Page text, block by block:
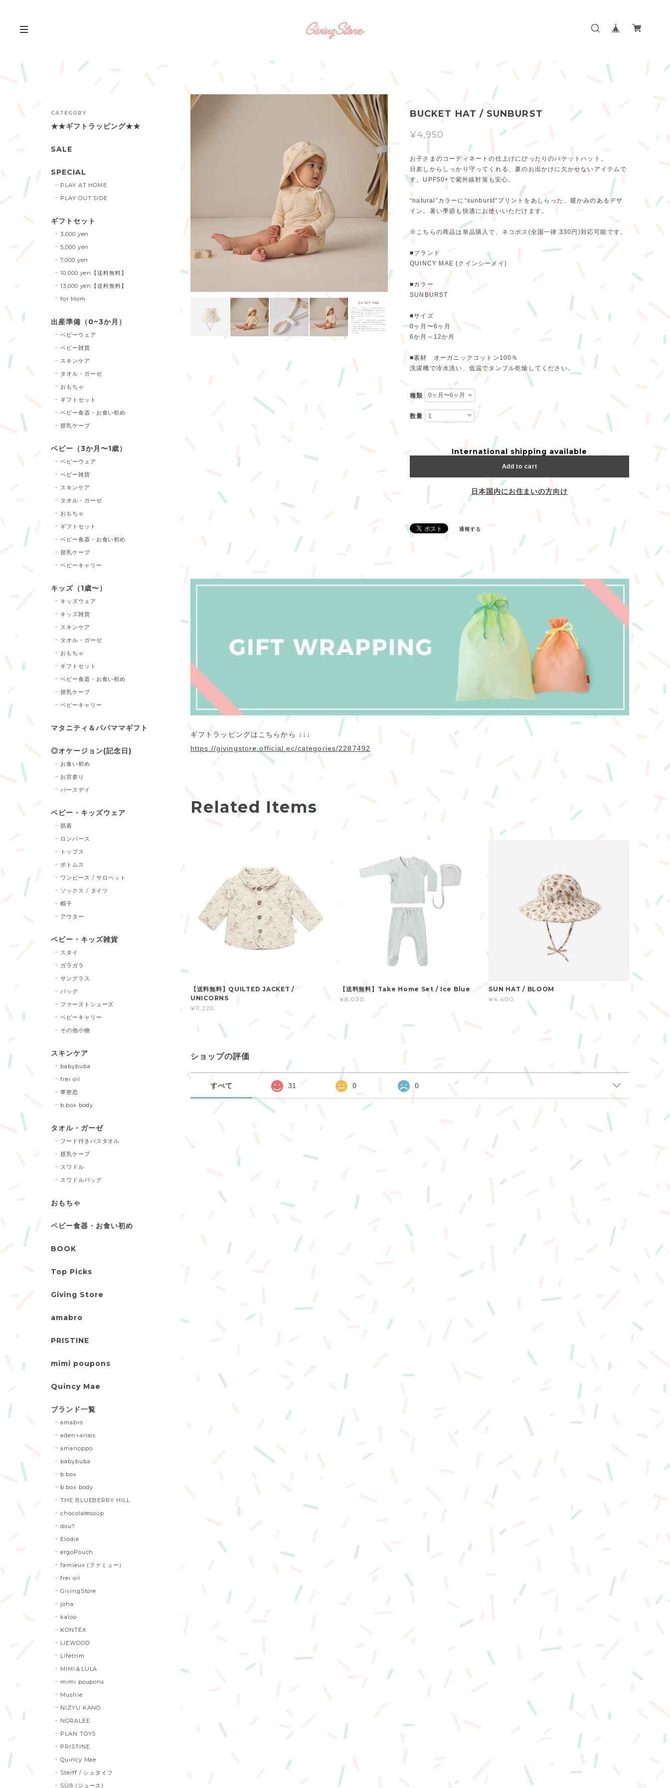
BUCKET HAT / SUNBURST
¥4,950
お子さまのコーディネートの仕上げにぴったりのバケットハット。
日差しからしっかり守ってくれる、夏のお出かけに欠かせないアイテムで
す。UPF50+で紫外線対策も安心。
“natural”カラーに“sunburst”プリントをあしらった、暖かみのあるデザ
イン。暑い季節も快適にお使いいただけます。
※こちらの商品は単品購入で、ネコポス(全国一律 330円)対応可能です。
■ブランド
QUINCY MAE (クインシーメイ)
■カラー
SUNBURST
■サイズ
0ヶ月〜6ヶ月
6か月～12か月
■素材 オーガニックコットン100％
洗濯機で冷水洗い、低温でタンブル乾燥してください。
種類
数量
International shipping available
Add to cart
日本国内にお住まいの方向け
通報する
ギフトラッピングはこちらから ↓↓↓
https://givingstore.official.ec/categories/2287492
Related Items
【送料無料】QUILTED JACKET /
UNICORNS
¥11,220
【送料無料】Take Home Set / Ice Blue
¥8,030
SUN HAT / BLOOM
¥4,400
ショップの評価
すべて 31 0 0
CATEGORY
★★ギフトラッピング★★
SALE
SPECIAL
PLAY AT HOME
PLAY OUT SIDE
ギフトセット
3,000 yen
5,000 yen
7,000 yen
10,000 yen【送料無料】
13,000 yen【送料無料】
for Mom
出産準備（0~3か月）
ベビーウェア
ベビー雑貨
スキンケア
タオル・ガーゼ
おもちゃ
ギフトセット
ベビー食器・お食い初め
授乳ケープ
ベビー（3か月〜1歳）
ベビーウェア
ベビー雑貨
スキンケア
タオル・ガーゼ
おもちゃ
ギフトセット
ベビー食器・お食い初め
授乳ケープ
ベビーキャリー
キッズ（1歳〜）
キッズウェア
キッズ雑貨
スキンケア
タオル・ガーゼ
おもちゃ
ギフトセット
ベビー食器・お食い初め
授乳ケープ
ベビーキャリー
マタニティ＆パパママギフト
◎オケージョン(記念日)
お食い初め
お宮参り
バースデイ
ベビー・キッズウェア
肌着
ロンパース
トップス
ボトムス
ワンピース / サロペット
ソックス / タイツ
帽子
アウター
ベビー・キッズ雑貨
スタイ
ガラガラ
サングラス
バッグ
ファーストシューズ
ベビーキャリー
その他小物
スキンケア
babybuba
frei oil
華密恋
b.box body
タオル・ガーゼ
フード付きバスタオル
授乳ケープ
スワドル
スワドルバッグ
おもちゃ
ベビー食器・お食い初め
BOOK
Top Picks
Giving Store
amabro
PRISTINE
mimi poupons
Quincy Mae
ブランド一覧
amabro
aden+anais
amanoppo
babybuba
b.box
b.box body
THE BLUEBERRY HILL
chocolatesoup
dou?
Elodie
ergoPouch
famieux (ファミュー)
frei oil
GivingStore
joha
kaloo
KONTEX
LIEWOOD
Lifetrim
MIMI＆LULA
mimi poupons
Mushie
NIZYU KANO
NORALEE
PLAN TOYS
PRISTINE
Quincy Mae
Steiff / シュタイフ
SÜß (ジュース)